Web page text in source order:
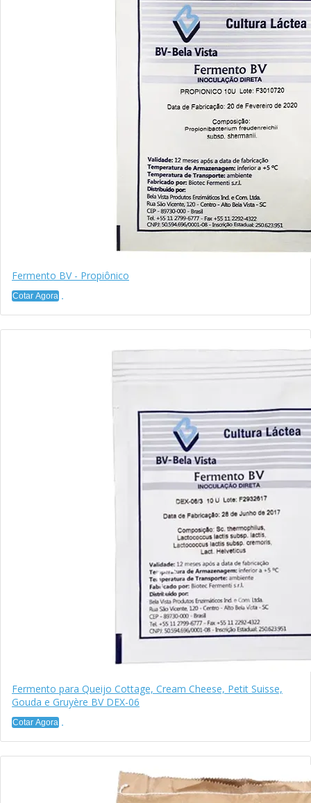
Fermento BV - Propiônico
Cotar Agora
Fermento para Queijo Cottage, Cream Cheese, Petit Suisse,
Gouda e Gruyère BV DEX-06
Cotar Agora